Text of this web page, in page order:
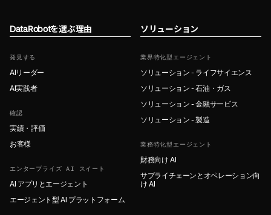
DataRobotを選ぶ理由
発見する
AIリーダー
AI実践者
確認
実績・評価
お客様
エンタープライズ AI スイート
AI アプリとエージェント
エージェント型 AI プラットフォーム
ソリューション
業界特化型エージェント
ソリューション - ライフサイエンス
ソリューション - 石油・ガス
ソリューション - 金融サービス
ソリューション - 製造
業務特化型エージェント
財務向け AI
サプライチェーンとオペレーション向
け AI